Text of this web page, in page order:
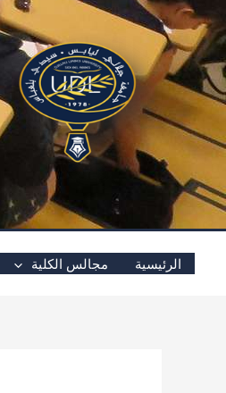
تخطي
إلى
المحتوى
الرئيسية مجالس الكلية